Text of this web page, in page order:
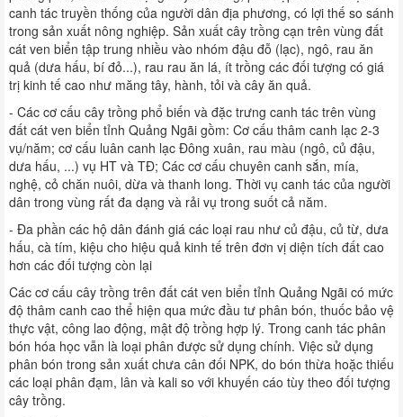
canh tác truyền thống của người dân địa phương, có lợi thế so sánh
trong sản xuất nông nghiệp. Sản xuất cây trồng cạn trên vùng đất
cát ven biển tập trung nhiều vào nhóm đậu đỗ (lạc), ngô, rau ăn
quả (dưa hấu, bí đỏ...), rau rau ăn lá, ít trồng các đối tượng có giá
trị kinh tế cao như măng tây, hành, tỏi và cây ăn quả.
- Các cơ cấu cây trồng phổ biến và đặc trưng canh tác trên vùng
đất cát ven biển tỉnh Quảng Ngãi gồm: Cơ cấu thâm canh lạc 2-3
vụ/năm; cơ cấu luân canh lạc Đông xuân, rau màu (ngô, củ đậu,
dưa hấu, ...) vụ HT và TĐ; Các cơ cấu chuyên canh sắn, mía,
nghệ, cỏ chăn nuôi, dừa và thanh long. Thời vụ canh tác của người
dân trong vùng rất đa dạng và rải vụ trong suốt cả năm.
- Đa phần các hộ dân đánh giá các loại rau như củ đậu, củ từ, dưa
hấu, cà tím, kiệu cho hiệu quả kinh tế trên đơn vị diện tích đất cao
hơn các đối tượng còn lại
Các cơ cấu cây trồng trên đất cát ven biển tỉnh Quảng Ngãi có mức
độ thâm canh cao thể hiện qua mức đầu tư phân bón, thuốc bảo vệ
thực vật, công lao động, mật độ trồng hợp lý. Trong canh tác phân
bón hóa học vẫn là loại phân được sử dụng chính. Việc sử dụng
phân bón trong sản xuất chưa cân đối NPK, do bón thừa hoặc thiếu
các loại phân đạm, lân và kali so với khuyến cáo tùy theo đối tượng
cây trồng.